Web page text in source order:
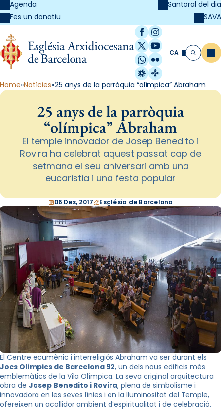
Agenda
Fes un donatiu
Santoral del dia
SAVA
Facebook
Instagram
X / Twitter
YouTube
WhatsApp
Flickr
Radio Estel
Catalunya
CA Cerca
Home Notícies 25 anys de la parròquia “olímpica” Abraham
25 anys de la parròquia
“olímpica” Abraham
El temple innovador de Josep Benedito i
Rovira ha celebrat aquest passat cap de
setmana el seu aniversari amb una
eucaristia i una festa popular
06 Des, 2017 Església de Barcelona
El Centre ecumènic i interreligiós Abraham va ser durant els
Jocs Olímpics de Barcelona 92, un dels nous edificis més
emblemàtics de la Vila Olímpica. La seva original arquitectura
obra de Josep Benedito i Rovira, plena de simbolisme i
innovadora en les seves línies i en la lluminositat del Temple,
ofereixen un acollidor ambient d’espiritualitat i de celebració.